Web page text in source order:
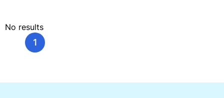
No results
1